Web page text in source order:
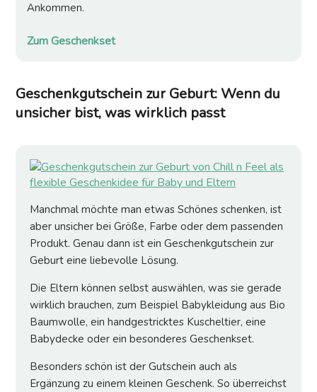
Ankommen.
Zum Geschenkset
Geschenkgutschein zur Geburt: Wenn du
unsicher bist, was wirklich passt
Manchmal möchte man etwas Schönes schenken, ist
aber unsicher bei Größe, Farbe oder dem passenden
Produkt. Genau dann ist ein Geschenkgutschein zur
Geburt eine liebevolle Lösung.
Die Eltern können selbst auswählen, was sie gerade
wirklich brauchen, zum Beispiel Babykleidung aus Bio
Baumwolle, ein handgestricktes Kuscheltier, eine
Babydecke oder ein besonderes Geschenkset.
Besonders schön ist der Gutschein auch als
Ergänzung zu einem kleinen Geschenk. So überreichst